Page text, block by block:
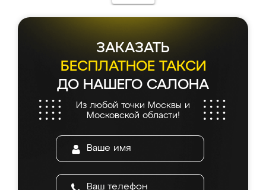
ЗАКАЗАТЬ
БЕСПЛАТНОЕ ТАКСИ
ДО НАШЕГО САЛОНА
Из любой точки Москвы и
Московской области!